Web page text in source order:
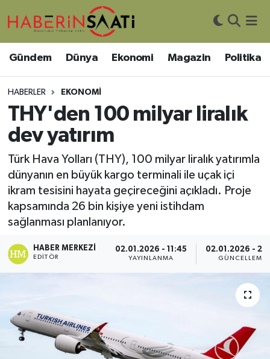
Gündem Dünya Ekonomi Magazin Politika
HABERLER EKONOMI
THY'den 100 milyar liralık
dev yatırım
Türk Hava Yolları (THY), 100 milyar liralık yatırımla
dünyanın en büyük kargo terminali ile uçak içi
ikram tesisini hayata geçireceğini açıkladı. Proje
kapsamında 26 bin kişiye yeni istihdam
sağlanması planlanıyor.
HABER MERKEZI
EDITÖR
02.01.2026 - 11:45
YAYINLANMA
02.01.2026 -
GÜNCELLEME
Asayiş
Bilim ve Teknoloji
Çevre
DIŞ HABER
Eğitim
Ekonomi
Genel
Haberde İnsan
Kültür-Sanat
Nöbetçi Eczaneler
Hava Durumu
Trafik Durumu
Süper Lig Puan Durumu ve Fikstür
Tüm Manşetler
Son Dakika Haberleri
Haber Arşivi